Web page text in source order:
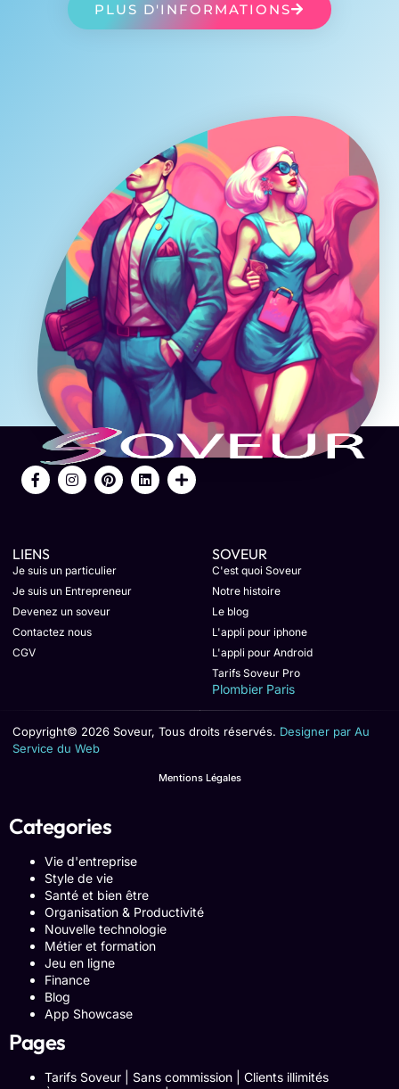
PLUS D'INFORMATIONS
LIENS
Je suis un particulier
Je suis un Entrepreneur
Devenez un soveur
Contactez nous
CGV
SOVEUR
C'est quoi Soveur
Notre histoire
Le blog
L'appli pour iphone
L'appli pour Android
Tarifs Soveur Pro
Plombier Paris
Copyright© 2026 Soveur, Tous droits réservés. Designer par Au
Service du Web
Mentions Légales
Categories
Vie d'entreprise
Style de vie
Santé et bien être
Organisation & Productivité
Nouvelle technologie
Métier et formation
Jeu en ligne
Finance
Blog
App Showcase
Pages
Tarifs Soveur | Sans commission | Clients illimités